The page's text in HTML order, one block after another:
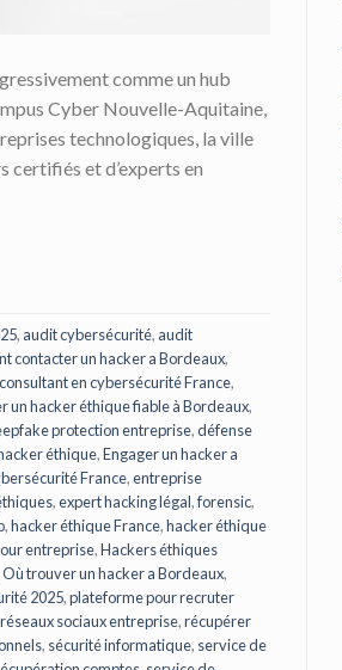
comme un hub
Cyber Nouvelle-Aquitaine,
technologiques, la ville
certifiés et d’experts en
, audit cybersécurité, audit
contacter un hacker a Bordeaux,
consultant en cybersécurité France,
un hacker éthique fiable à Bordeaux,
protection entreprise,défense
éthique,Engager un hacker a
France,entreprise
,expert hacking légal,forensic,
,hacker éthique France,hacker éthique
entreprise,Hackers éthiques
Où trouver un hacker a Bordeaux,
2025,plateforme pour recruter
sociaux entreprise,récupérer
, sécurité informatique, service de